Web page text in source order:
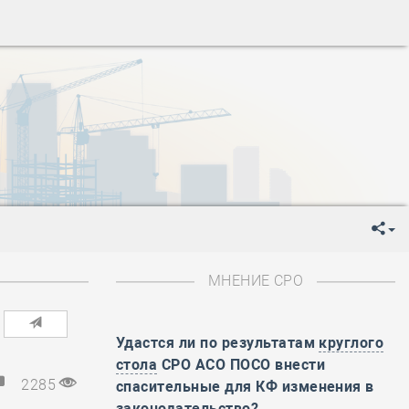
День Государственного флага Российской Федерации
-День знаний
День сотрудника органов внутренних дел РФ
День полного освобождения Ленинграда от фашистской
Весны и Труда
Победы!
День Государственного флага Российской Федерации
День сотрудника органов внутренних дел РФ
День полного освобождения Ленинграда от фашистской
Весны и Труда
2285
МНЕНИЕ СРО
Удастся ли по результатам круглого
стола СРО АСО ПОСО внести
спасительные для КФ изменения в